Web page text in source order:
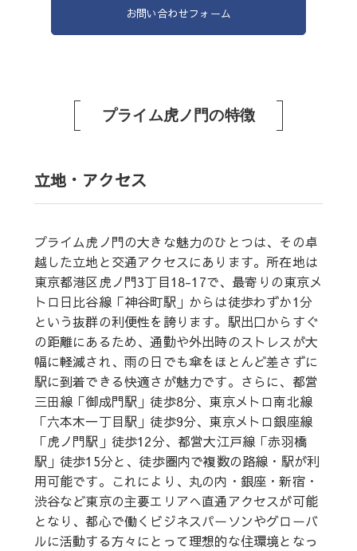
お問い合わせフォーム
プライム虎ノ門の特徴
立地・アクセス
プライム虎ノ門の大きな魅力のひとつは、その卓
越した立地と交通アクセスにあります。所在地は
東京都港区虎ノ門3丁目18-17で、最寄りの東京メ
トロ日比谷線「神谷町駅」からは徒歩わずか1分
という抜群の利便性を誇ります。駅出口からすぐ
の距離にあるため、通勤や外出時のストレスが大
幅に軽減され、雨の日でも傘をほとんど差さずに
駅に到着できる快適さが魅力です。さらに、都営
三田線「御成門駅」徒歩8分、東京メトロ南北線
「六本木一丁目駅」徒歩9分、東京メトロ銀座線
「虎ノ門駅」徒歩12分、都営大江戸線「赤羽橋
駅」徒歩15分と、徒歩圏内で複数の路線・駅が利
用可能です。これにより、丸の内・銀座・新宿・
渋谷など東京の主要エリアへ直通アクセスが可能
となり、都心で働くビジネスパーソンやグローバ
ルに活動する方々にとって理想的な住環境となっ